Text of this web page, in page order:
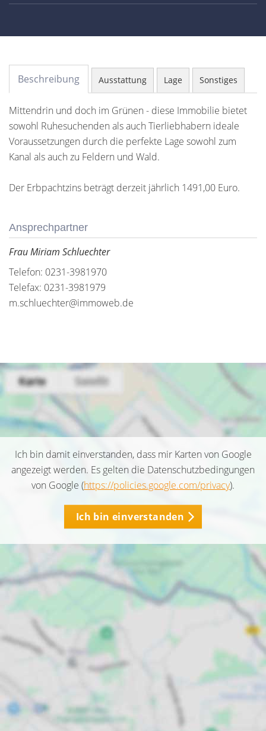
Beschreibung Ausstattung Lage Sonstiges
Mittendrin und doch im Grünen - diese Immobilie bietet
sowohl Ruhesuchenden als auch Tierliebhabern ideale
Voraussetzungen durch die perfekte Lage sowohl zum
Kanal als auch zu Feldern und Wald.
Der Erbpachtzins beträgt derzeit jährlich 1491,00 Euro.
Ansprechpartner
Frau Miriam Schluechter
Telefon: 0231-3981970
Telefax: 0231-3981979
m.schluechter@immoweb.de
Ich bin damit einverstanden, dass mir Karten von Google
angezeigt werden. Es gelten die Datenschutzbedingungen
von Google (https://policies.google.com/privacy).
Ich bin einverstanden